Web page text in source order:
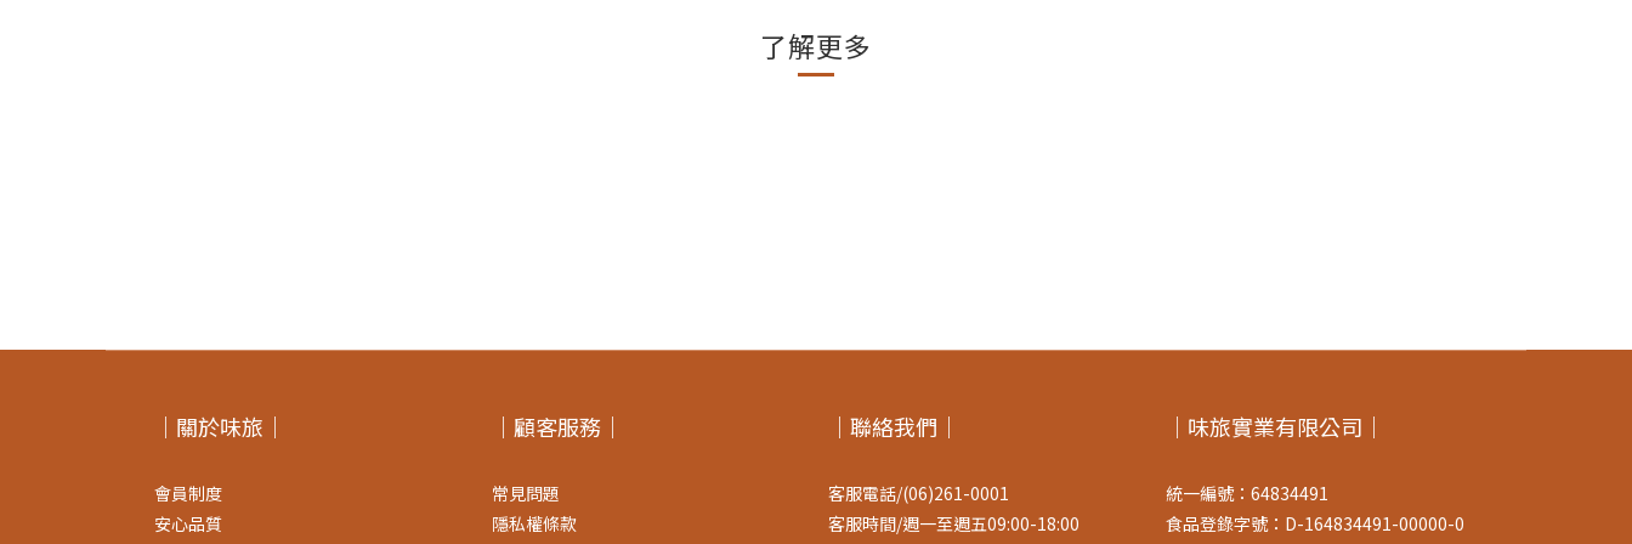
了解更多
｜關於味旅｜
會員制度
安心品質
｜顧客服務｜
常見問題
隱私權條款
｜聯絡我們｜
客服電話/(06)261-0001
客服時間/週一至週五09:00-18:00
｜味旅實業有限公司｜
統一編號：64834491
食品登錄字號：D-164834491-00000-0